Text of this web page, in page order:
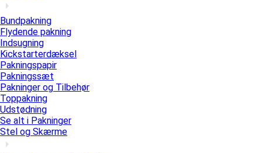
Bundpakning
Flydende pakning
Indsugning
Kickstarterdæksel
Pakningspapir
Pakningssæt
Pakninger og Tilbehør
Toppakning
Udstødning
Se alt i Pakninger
Stel og Skærme